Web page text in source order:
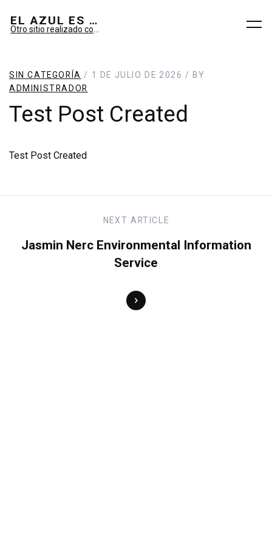
EL AZUL ES SUEÑO; EL VERDE ES IMAGINARIO
SIN CATEGORÍA / 1 DE JULIO DE 2026 / BY
ADMINISTRADOR
Test Post Created
Test Post Created
NEXT ARTICLE
Jasmin Nerc Environmental Information
Service